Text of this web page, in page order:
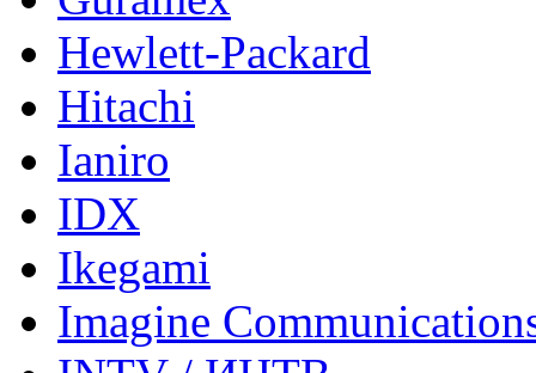
Hewlett-Packard
Hitachi
Ianiro
IDX
Ikegami
Imagine